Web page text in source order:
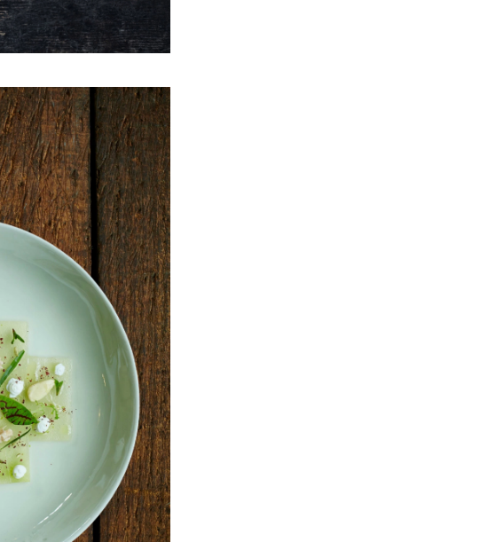
Haftalık E-Bülten
Moda dünyasında neler oluyor? Yeni fikirler, öne çıkan
koleksiyonlar, en vogue trendler, ünlülerden güzelllik sırları
ve en popüler partilerden haberdar olmak için haftalık e-
bültenimize kaydolun.